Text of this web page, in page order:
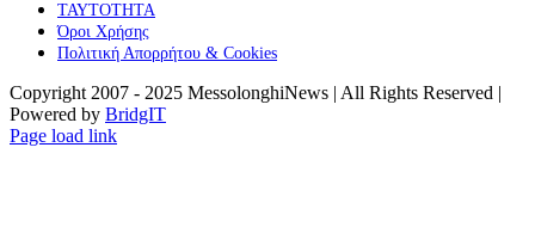
ΤΑΥΤΟΤΗΤΑ
Όροι Χρήσης
Πολιτική Απορρήτου & Cookies
Copyright 2007 - 2025 MessolonghiNews | All Rights Reserved |
Powered by BridgIT
YouTube
Facebook
Instagram
Page load link